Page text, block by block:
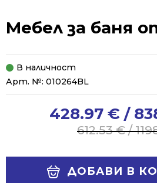
Мебел за баня
В наличност
Арт. №: 010264BL
612.53€/
612.53 €
428.97 € /
428.97 €
ДОБАВИ В